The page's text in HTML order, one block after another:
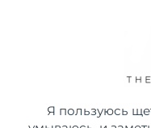
Я пользуюсь